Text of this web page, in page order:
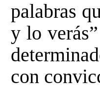
palabras
y lo
con